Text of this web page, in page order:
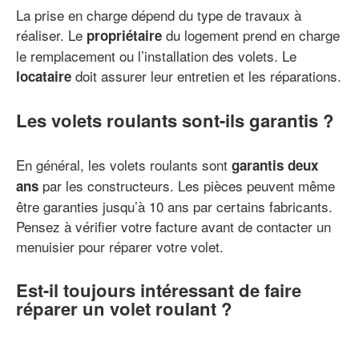
La prise en charge dépend du type de travaux à
réaliser. Le propriétaire du logement prend en charge
le remplacement ou l’installation des volets. Le
locataire doit assurer leur entretien et les réparations.
Les volets roulants sont-ils garantis ?
En général, les volets roulants sont garantis deux
ans par les constructeurs. Les pièces peuvent même
être garanties jusqu’à 10 ans par certains fabricants.
Pensez à vérifier votre facture avant de contacter un
menuisier pour réparer votre volet.
Est-il toujours intéressant de faire
réparer un volet roulant ?